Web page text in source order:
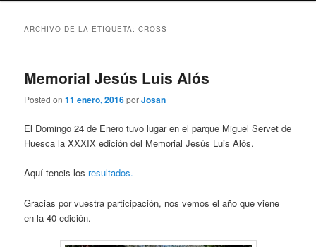
ARCHIVO DE LA ETIQUETA:CROSS
Memorial Jesús Luis Alós
Posted on11 enero, 2016porJosan
El Domingo 24 de Enero tuvo lugar en el parque Miguel Servet de
Huesca la XXXIX edición del Memorial Jesús Luis Alós.
Aquí teneis los resultados.
Gracias por vuestra participación, nos vemos el año que viene
en la 40 edición.